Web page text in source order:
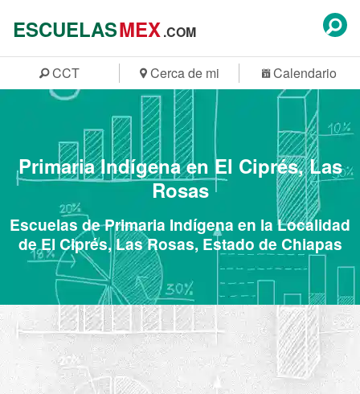
ESCUELASMEX.COM
CCT Cerca de mi Calendario
Primaria Indígena en El Ciprés, Las
Rosas
Escuelas de Primaria Indígena en la Localidad
de El Ciprés, Las Rosas, Estado de Chiapas